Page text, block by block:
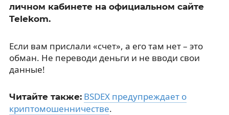
личном кабинете на официальном сайте
Telekom.
Если вам прислали «счет», а его там нет – это
обман. Не переводи деньги и не вводи свои
данные!
Читайте также: BSDEX предупреждает о
криптомошенничестве.